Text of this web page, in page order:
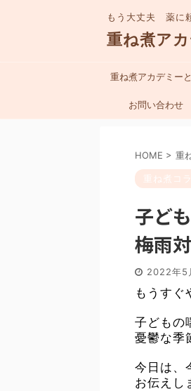
もう大丈夫 薬に
重ね煮ア
重ね煮アカデミー
お問い合わせ
HOME > 重
重ね煮コ
子ど
梅雨
2022年5
もうすぐ
子どもの
憂鬱な季
今日は、
お伝えし